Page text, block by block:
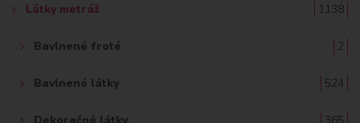
Látky metráž 1138
Bavlnené froté 2
Bavlnené látky 524
Dekoračné látky 365